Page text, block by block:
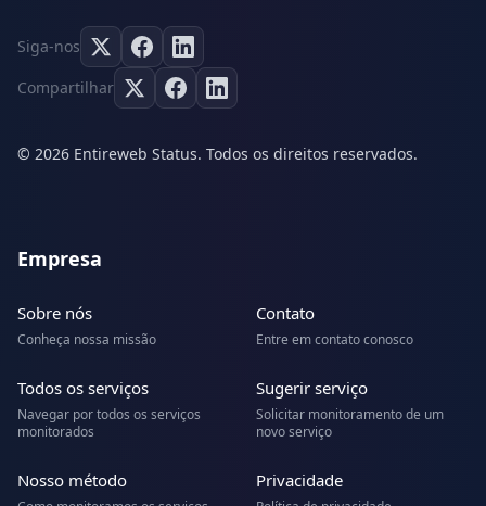
Siga-nos
Compartilhar
© 2026 Entireweb Status. Todos os direitos reservados.
Empresa
Sobre nós
Conheça nossa missão
Contato
Entre em contato conosco
Todos os serviços
Navegar por todos os serviços
monitorados
Sugerir serviço
Solicitar monitoramento de um
novo serviço
Nosso método Privacidade